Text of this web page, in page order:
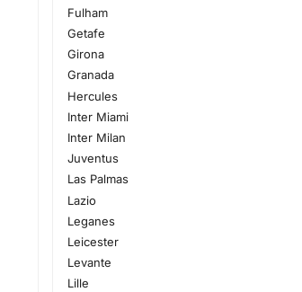
Fulham
Getafe
Girona
Granada
Hercules
Inter Miami
Inter Milan
Juventus
Las Palmas
Lazio
Leganes
Leicester
Levante
Lille